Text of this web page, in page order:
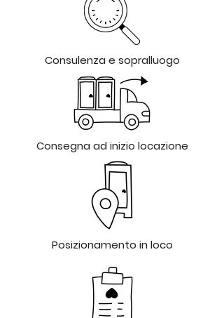
Consulenza e sopralluogo
Consegna ad inizio locazione
Posizionamento in loco